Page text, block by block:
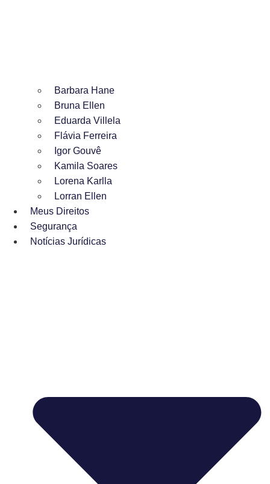
Barbara Hane
Bruna Ellen
Eduarda Villela
Flávia Ferreira
Igor Gouvê
Kamila Soares
Lorena Karlla
Lorran Ellen
Meus Direitos
Segurança
Notícias Jurídicas